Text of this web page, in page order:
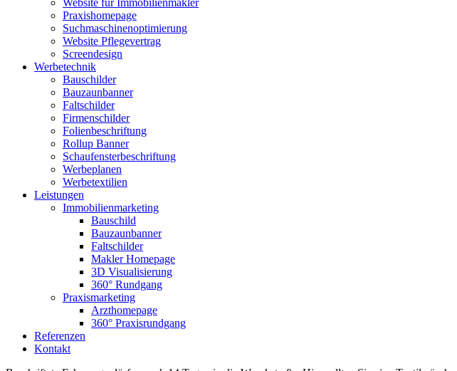
Website für Immobilienmakler
Praxishomepage
Suchmaschinenoptimierung
Website Pflegevertrag
Screendesign
Werbetechnik
Bauschilder
Bauzaunbanner
Faltschilder
Firmenschilder
Folienbeschriftung
Rollup Banner
Schaufensterbeschriftung
Werbeplanen
Werbetextilien
Leistungen
Immobilienmarketing
Bauschild
Bauzaunbanner
Faltschilder
Makler Homepage
3D Visualisierung
360° Rundgang
Praxismarketing
Arzthomepage
360° Praxisrundgang
Referenzen
Kontakt